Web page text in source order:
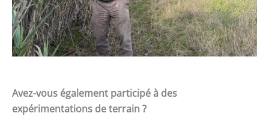
Avez-vous également participé à des
expérimentations de terrain ?